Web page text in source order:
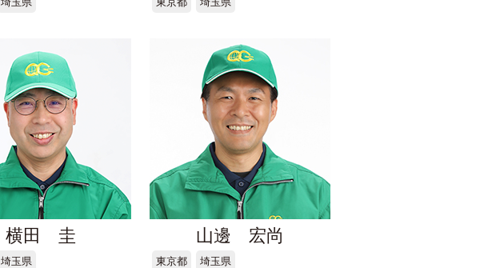
横田 圭
埼玉県
山邊 宏尚
東京都 埼玉県